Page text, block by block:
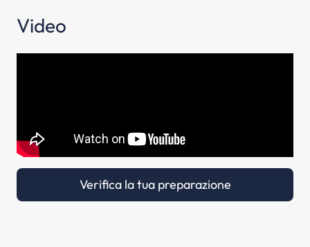
Video
Verifica la tua preparazione